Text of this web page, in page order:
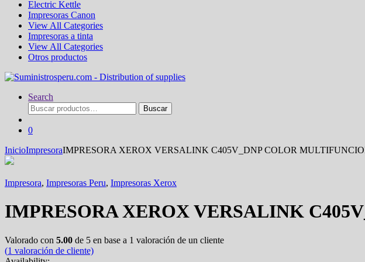
Electric Kettle
Impresoras Canon
View All Categories
Impresoras a tinta
View All Categories
Otros productos
Search
Buscar
por:
Buscar
0
InicioImpresoraIMPRESORA XEROX VERSALINK C405V_DNP COLOR
Impresora, Impresoras Peru, Impresoras Xerox
IMPRESORA XEROX VERSALINK
Valorado con 5.00 de 5 en base a 1 valoración de un cliente
(1 valoración de cliente)